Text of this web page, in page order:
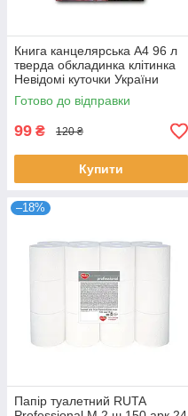
Книга канцелярська А4 96 л
тверда обкладинка клітинка
Невідомі куточки України
O20367-10
Готово до відправки
99 ₴ 120 ₴
Купити
–18%
Папір туалетний RUTA